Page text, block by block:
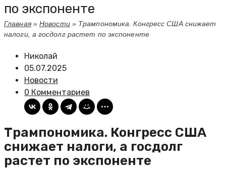
по экспоненте
Главная»Новости» Трампономика. Конгресс США снижает
налоги, а госдолг растет по экспоненте
Николай
05.07.2025
Новости
0 Комментариев
Трампономика. Конгресс США
снижает налоги, а госдолг
растет по экспоненте